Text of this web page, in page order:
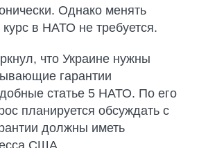
Однако менять
курс в НАТО не требуется.
что Украине нужны
гарантии
статье 5 НАТО. По его
планируется обсуждать с
должны иметь